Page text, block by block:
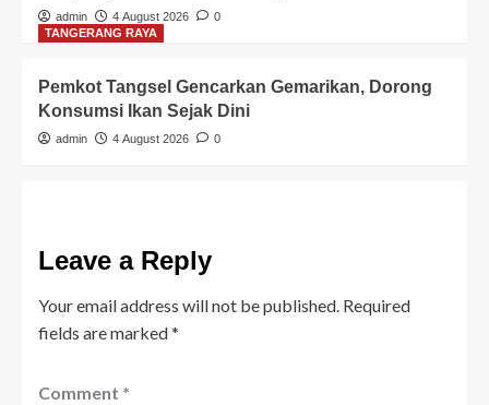
admin 4 August 2026
0
TANGERANG RAYA
Pemkot Tangsel Gencarkan Gemarikan, Dorong
Konsumsi Ikan Sejak Dini
admin 4 August 2026 0
Leave a Reply
Your email address will not be published. Required
fields are marked*
Comment *